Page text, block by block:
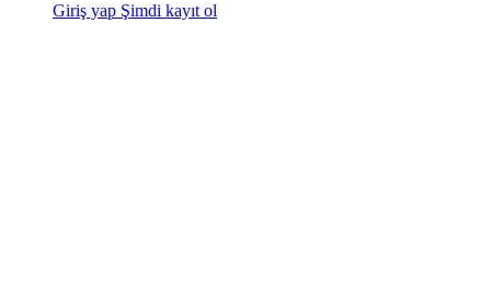
Giriş yap Şimdi kayıt ol